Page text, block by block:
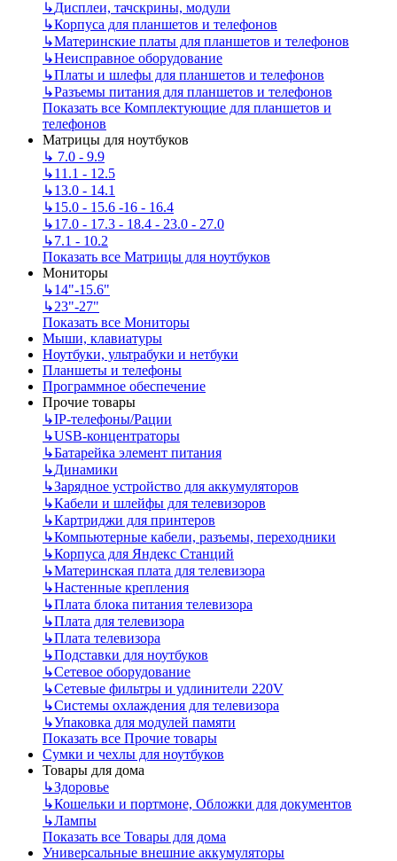
↳Дисплеи, тачскрины, модули
↳Корпуса для планшетов и телефонов
↳Материнские платы для планшетов и телефонов
↳Неисправное оборудование
↳Платы и шлефы для планшетов и телефонов
↳Разъемы питания для планшетов и телефонов
Показать все Комплектующие для планшетов и
телефонов
Матрицы для ноутбуков
↳ 7.0 - 9.9
↳11.1 - 12.5
↳13.0 - 14.1
↳15.0 - 15.6 -16 - 16.4
↳17.0 - 17.3 - 18.4 - 23.0 - 27.0
↳7.1 - 10.2
Показать все Матрицы для ноутбуков
Мониторы
↳14"-15.6"
↳23"-27"
Показать все Мониторы
Мыши, клавиатуры
Ноутбуки, ультрабуки и нетбуки
Планшеты и телефоны
Программное обеспечение
Прочие товары
↳IP‑телефоны/Рации
↳USB-концентраторы
↳Батарейка элемент питания
↳Динамики
↳Зарядное устройство для аккумуляторов
↳Кабели и шлейфы для телевизоров
↳Картриджи для принтеров
↳Компьютерные кабели, разъемы, переходники
↳Корпуса для Яндекс Станций
↳Материнская плата для телевизора
↳Настенные крепления
↳Плата блока питания телевизора
↳Плата для телевизора
↳Плата телевизора
↳Подставки для ноутбуков
↳Сетевое оборудование
↳Сетевые фильтры и удлинители 220V
↳Системы охлаждения для телевизора
↳Упаковка для модулей памяти
Показать все Прочие товары
Сумки и чехлы для ноутбуков
Товары для дома
↳Здоровье
↳Кошельки и портмоне, Обложки для документов
↳Лампы
Показать все Товары для дома
Универсальные внешние аккумуляторы